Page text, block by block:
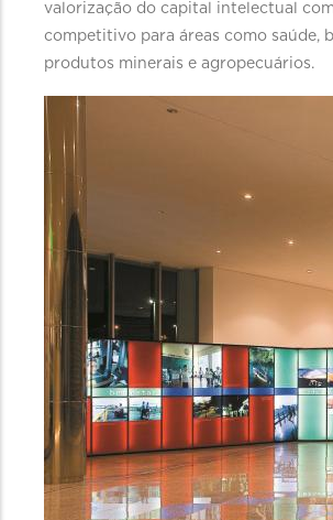
valorização do capital intelectual
competitivo para áreas como saúde,
produtos minerais e agropecuários.